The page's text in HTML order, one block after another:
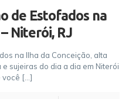
de Estofados na
Niterói, RJ
na Ilha da Conceição, alta
sujeiras do dia a dia em Niterói
você […]